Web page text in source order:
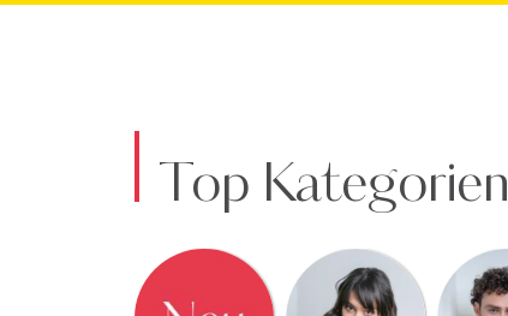
Top Kategorien